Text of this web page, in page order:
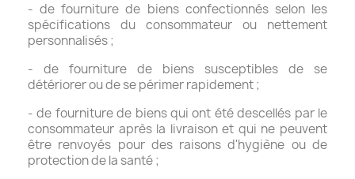
- de fourniture de biens confectionnés selon les
spécifications du consommateur ou nettement
personnalisés ;
- de fourniture de biens susceptibles de se
détériorer ou de se périmer rapidement ;
- de fourniture de biens qui ont été descellés par le
consommateur après la livraison et qui ne peuvent
être renvoyés pour des raisons d'hygiène ou de
protection de la santé ;